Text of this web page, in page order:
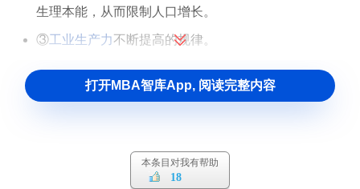
生理本能，从而限制人口增长。
③工业生产力不断提高的规律。
④农业报酬递减规律。西尼尔以纯粹理论来建立经济
，是实证经 济学的先驱。
劳动价值论，认为价值
和可转移性三个因素构成。效用是直接或间接产生快乐和避
打开MBA智库App, 阅读完整内容
本条目对我有帮助
18